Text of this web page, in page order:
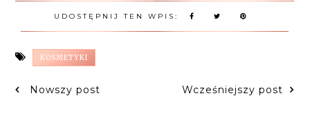
UDOSTĘPNIJ TEN WPIS:
KOSMETYKI
Nowszy post Wcześniejszy post